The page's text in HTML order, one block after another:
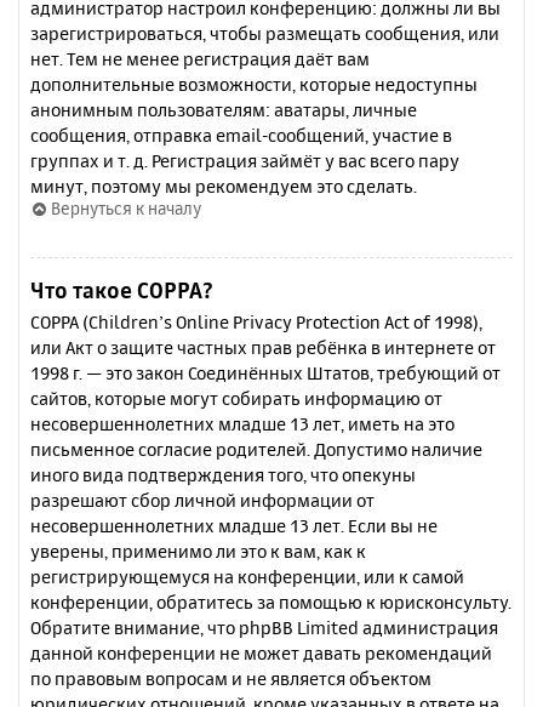
администратор настроил конференцию: должны ли вы
зарегистрироваться, чтобы размещать сообщения, или
нет. Тем не менее регистрация даёт вам
дополнительные возможности, которые недоступны
анонимным пользователям: аватары, личные
сообщения, отправка email-сообщений, участие в
группах и т. д. Регистрация займёт у вас всего пару
минут, поэтому мы рекомендуем это сделать.
Вернуться к началу
Что такое COPPA?
COPPA (Children’s Online Privacy Protection Act of 1998),
или Акт о защите частных прав ребёнка в интернете от
1998 г. — это закон Соединённых Штатов, требующий от
сайтов, которые могут собирать информацию от
несовершеннолетних младше 13 лет, иметь на это
письменное согласие родителей. Допустимо наличие
иного вида подтверждения того, что опекуны
разрешают сбор личной информации от
несовершеннолетних младше 13 лет. Если вы не
уверены, применимо ли это к вам, как к
регистрирующемуся на конференции, или к самой
конференции, обратитесь за помощью к юрисконсульту.
Обратите внимание, что phpBB Limited администрация
данной конференции не может давать рекомендаций
по правовым вопросам и не является объектом